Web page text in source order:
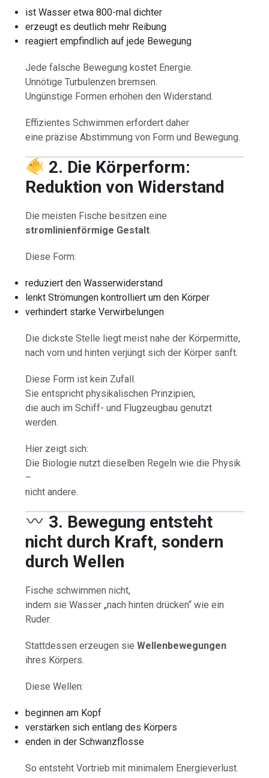
ist Wasser etwa 800-mal dichter
erzeugt es deutlich mehr Reibung
reagiert empfindlich auf jede Bewegung
Jede falsche Bewegung kostet Energie.
Unnötige Turbulenzen bremsen.
Ungünstige Formen erhöhen den Widerstand.
Effizientes Schwimmen erfordert daher
eine präzise Abstimmung von Form und Bewegung.
2. Die Körperform:
Reduktion von Widerstand
Die meisten Fische besitzen eine
stromlinienförmige Gestalt.
Diese Form:
reduziert den Wasserwiderstand
lenkt Strömungen kontrolliert um den Körper
verhindert starke Verwirbelungen
Die dickste Stelle liegt meist nahe der Körpermitte,
nach vorn und hinten verjüngt sich der Körper sanft.
Diese Form ist kein Zufall.
Sie entspricht physikalischen Prinzipien,
die auch im Schiff- und Flugzeugbau genutzt
werden.
Hier zeigt sich:
Die Biologie nutzt dieselben Regeln wie die Physik
–
nicht andere.
3. Bewegung entsteht
nicht durch Kraft, sondern
durch Wellen
Fische schwimmen nicht,
indem sie Wasser „nach hinten drücken“ wie ein
Ruder.
Stattdessen erzeugen sieWellenbewegungen
ihres Körpers.
Diese Wellen:
beginnen am Kopf
verstärken sich entlang des Körpers
enden in der Schwanzflosse
So entsteht Vortrieb mit minimalem Energieverlust.